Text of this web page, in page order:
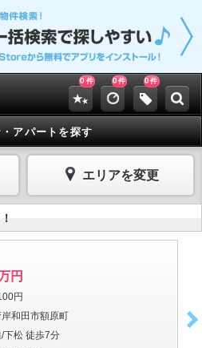
0 件 0件 0件
アパートを探す
エリアを変更
円
円
岸和田市額原町
下松 徒歩7分